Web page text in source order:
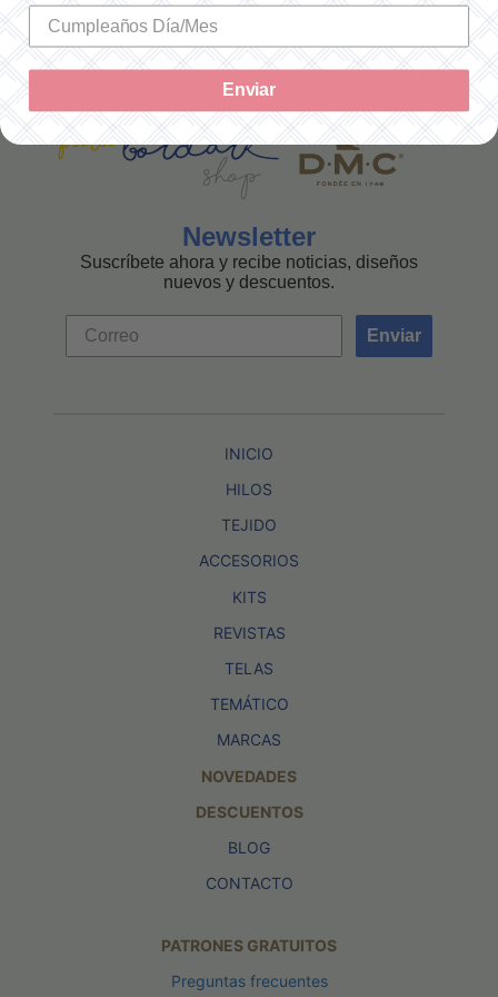
MEXICANA
Newsletter
Suscríbete ahora y recibe noticias, diseños
nuevos y descuentos.
Enviar
INICIO
HILOS
TEJIDO
ACCESORIOS
KITS
REVISTAS
TELAS
TEMÁTICO
MARCAS
NOVEDADES
DESCUENTOS
BLOG
CONTACTO
PATRONES GRATUITOS
Preguntas frecuentes
Enviar